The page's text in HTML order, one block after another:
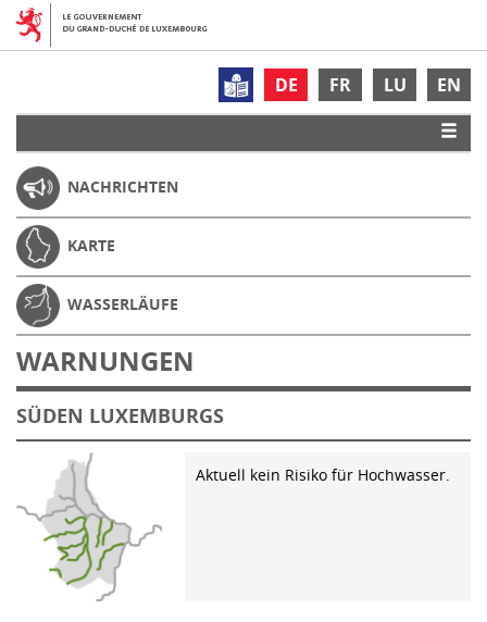
DE FR LU EN
NACHRICHTEN
KARTE
WASSERLÄUFE
WARNUNGEN
SÜDEN LUXEMBURGS
Aktuell kein Risiko für Hochwasser.